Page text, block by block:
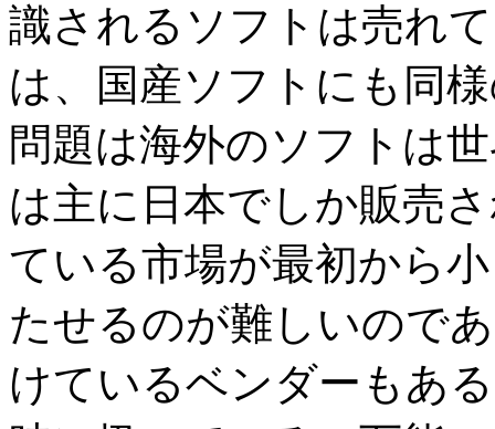
識されるソフトは売れ
は、国産ソフトにも同
問題は海外のソフトは
は主に日本でしか販売
ている市場が最初から
たせるのが難しいので
けているベンダーもあ